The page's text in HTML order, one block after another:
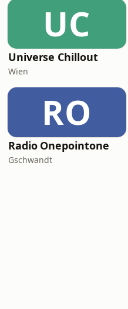
UC
Universe Chillout
Wien
RO
Radio Onepointone
Gschwandt